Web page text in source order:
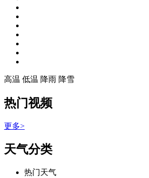
高温 低温 降雨 降雪
热门视频
更多>
天气分类
热门天气